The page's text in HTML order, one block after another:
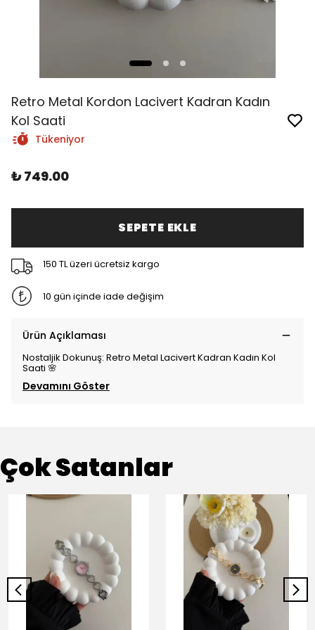
Retro Metal Kordon Lacivert Kadran Kadın
Kol Saati
Tükeniyor
₺ 749.00
SEPETE EKLE
150 TL üzeri ücretsiz kargo
10 gün içinde iade değişim
Ürün Açıklaması
Nostaljik Dokunuş: Retro Metal Lacivert Kadran Kadın Kol
Saati 🌸
Devamını Göster
Çok Satanlar